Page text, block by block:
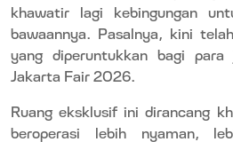
khawatir lagi kebingungan
bawaannya. Pasalnya, kini
yang diperuntukkan bagi
Jakarta Fair 2026.
Ruang eksklusif ini dirancang
beroperasi lebih nyaman,